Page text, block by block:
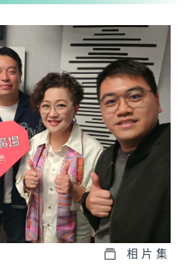
相片集